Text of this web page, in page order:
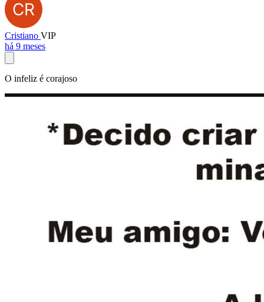
Cristiano VIP
há 9 meses
O infeliz é corajoso